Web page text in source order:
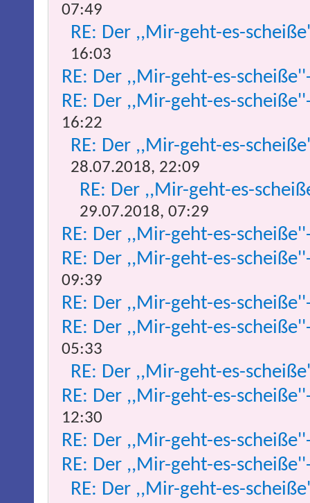
07:49
RE: Der ,,Mir-geht-es-
16:03
RE: Der ,,Mir-geht-es-
RE: Der ,,Mir-geht-es-
16:22
RE: Der ,,Mir-geht-es-
28.07.2018, 22:09
RE: Der ,,Mir-geht-es-
29.07.2018, 07:29
RE: Der ,,Mir-geht-es-
RE: Der ,,Mir-geht-es-
09:39
RE: Der ,,Mir-geht-es-
RE: Der ,,Mir-geht-es-
05:33
RE: Der ,,Mir-geht-es-
RE: Der ,,Mir-geht-es-
12:30
RE: Der ,,Mir-geht-es-
RE: Der ,,Mir-geht-es-
RE: Der ,,Mir-geht-es-